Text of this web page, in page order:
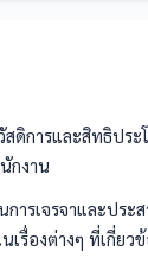
ดิการและสิทธิประ
กงาน
ารเจรจาและประ
เรื่องต่างๆ ที่เกี่ยว